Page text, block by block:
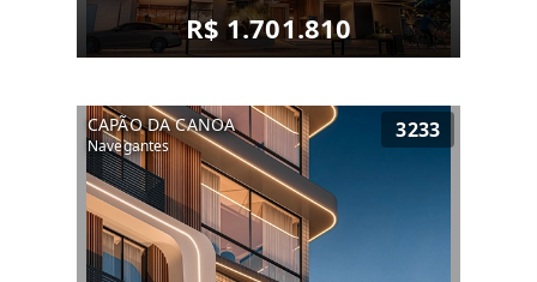
R$ 1.701.810
CAPÃO DA CANOA
Navegantes
3233